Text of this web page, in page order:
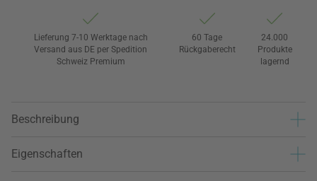
Lieferung 7-10 Werktage nach
Versand aus DE per Spedition
Schweiz Premium
60 Tage
Rückgaberecht
24.000
Produkte
lagernd
Beschreibung
Eigenschaften